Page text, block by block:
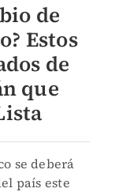
de
Estos
de
que
se deberá
país este